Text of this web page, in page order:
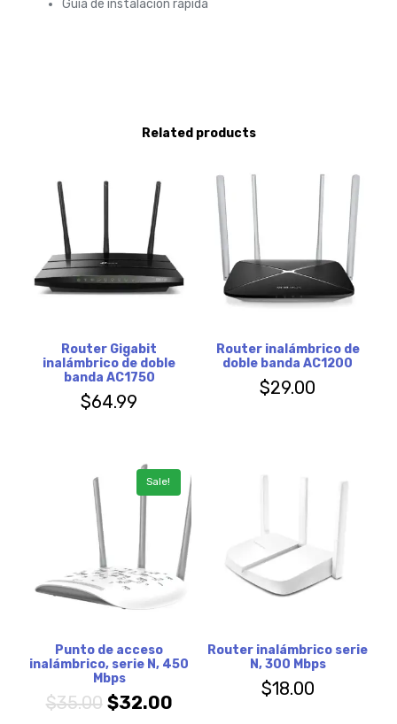
Guía de instalación rápida
Related products
Router Gigabit
inalámbrico de doble
banda AC1750
$64.99
Router inalámbrico de
doble banda AC1200
$29.00
Sale!
Punto de acceso
inalámbrico, serie N, 450
Mbps
$35.00 $32.00
Router inalámbrico serie
N, 300 Mbps
$18.00